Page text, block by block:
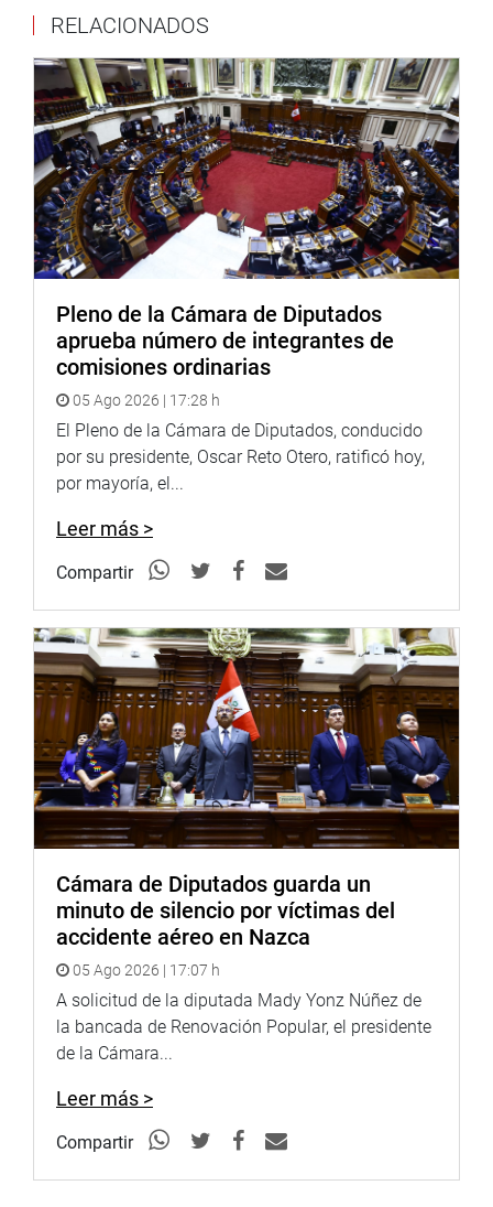
http://www.congreso.gob.pe/
Facebook:https://www.facebook.com/congresoperu
Twitter:https://twitter.com/congresoperu
Youtube:http://www.youtube.com/congresoperu
Soundcloud:https://soundcloud.com/radiocongreso
RELACIONADOS
Pleno de la Cámara de Diputados
aprueba número de integrantes de
comisiones ordinarias
05 Ago 2026 | 17:28 h
El Pleno de la Cámara de Diputados, conducido
por su presidente, Oscar Reto Otero, ratificó hoy,
por mayoría, el...
Leer más >
Compartir
Cámara de Diputados guarda un
minuto de silencio por víctimas del
accidente aéreo en Nazca
05 Ago 2026 | 17:07 h
A solicitud de la diputada Mady Yonz Núñez de
la bancada de Renovación Popular, el presidente
de la Cámara...
Leer más >
Compartir